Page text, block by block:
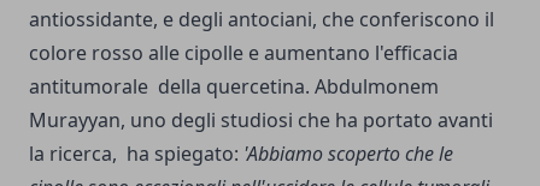
antiossidante, e degli antociani, che conferiscono il
colore rosso alle cipolle e aumentano l'efficacia
antitumorale della quercetina. Abdulmonem
Murayyan, uno degli studiosi che ha portato avanti
la ricerca, ha spiegato: 'Abbiamo scoperto che le